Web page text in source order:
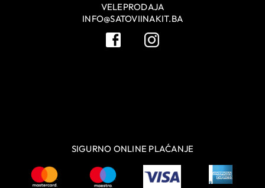
VELEPRODAJA
INFO@SATOVIINAKIT.BA
SIGURNO ONLINE PLAĆANJE